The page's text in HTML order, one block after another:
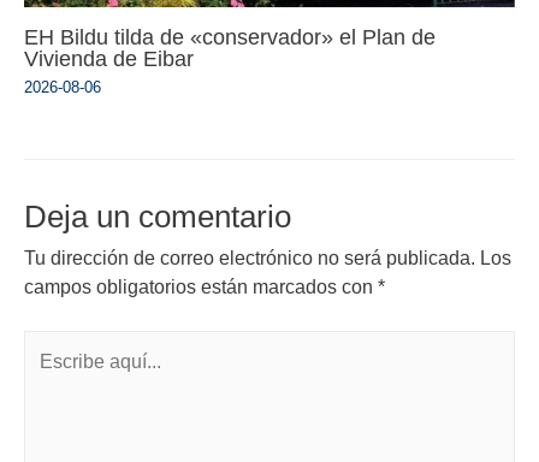
EH Bildu tilda de «conservador» el Plan de
Vivienda de Eibar
2026-08-06
Deja un comentario
Tu dirección de correo electrónico no será publicada. Los
campos obligatorios están marcados con *